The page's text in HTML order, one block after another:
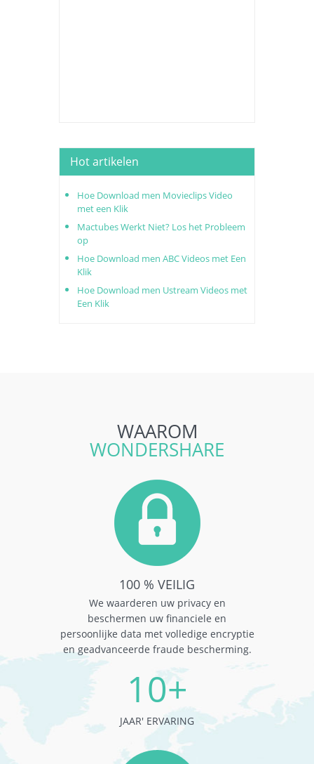
Hot artikelen
Hoe Download men Movieclips Video
met een Klik
Mactubes Werkt Niet? Los het Probleem
op
Hoe Download men ABC Videos met Een
Klik
Hoe Download men Ustream Videos met
Een Klik
WAAROM
WONDERSHARE
100 % VEILIG
We waarderen uw privacy en
beschermen uw financiele en
persoonlijke data met volledige encryptie
en geadvanceerde fraude bescherming.
10+
JAAR' ERVARING